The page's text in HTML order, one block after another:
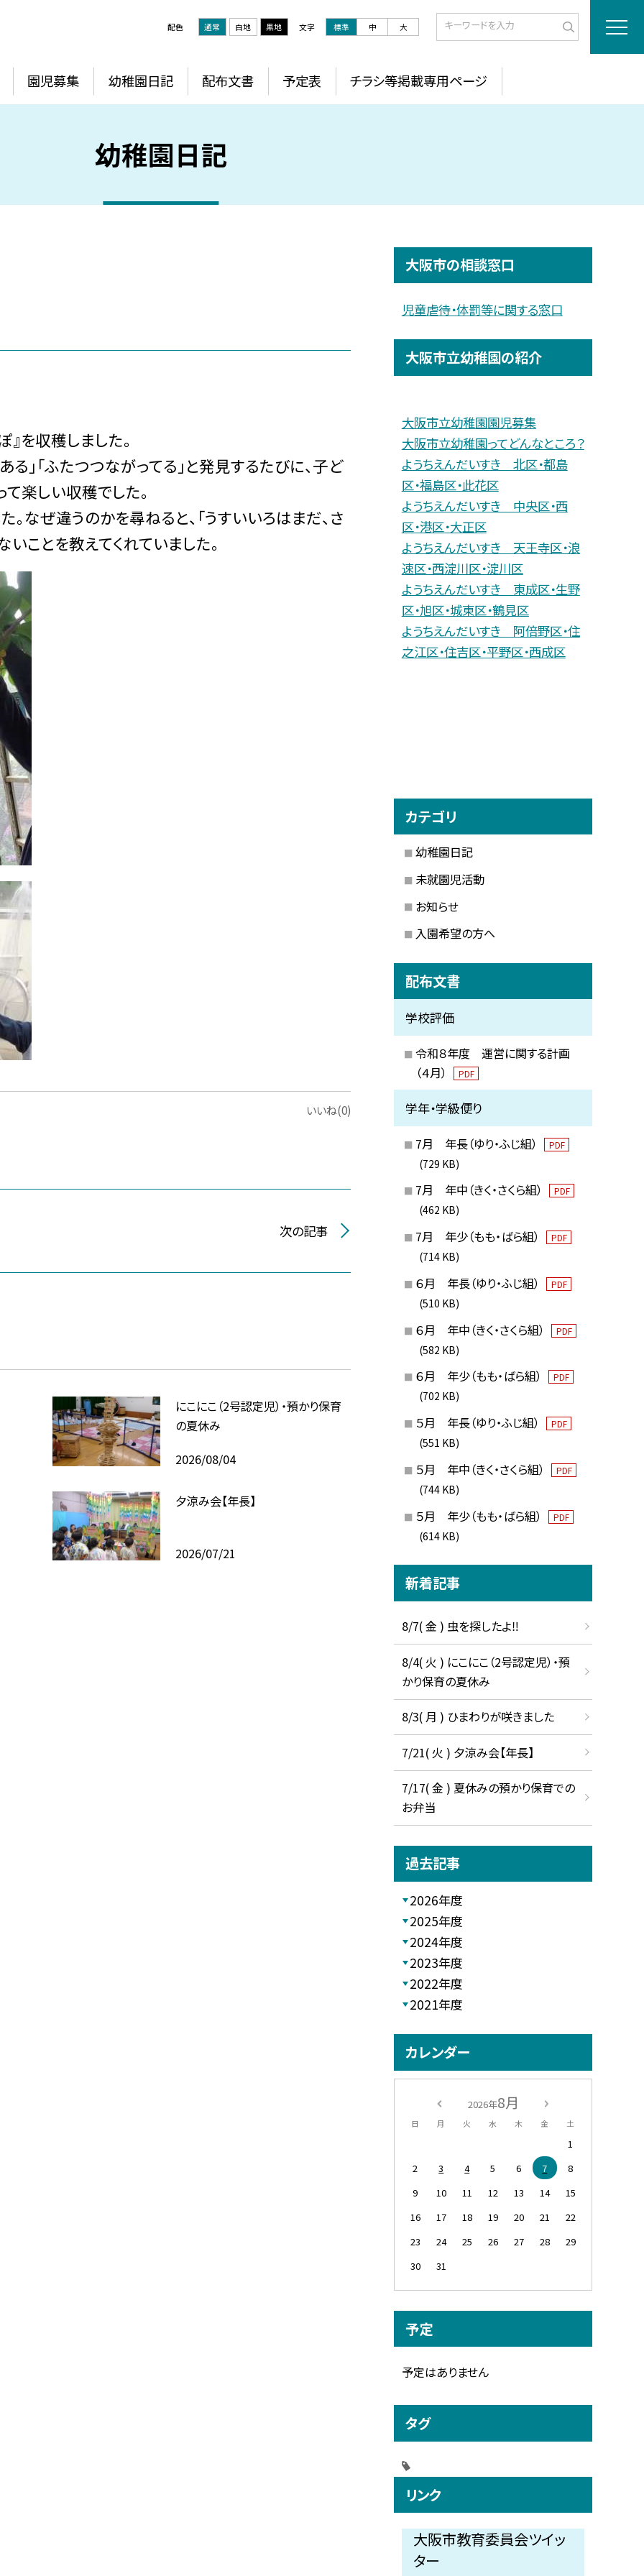
配色 通常 白地 黒地 文字 標準 中 大
園児募集 幼稚園日記 配布文書 予定表 チラシ等掲載専用ページ
幼稚園日記
を収穫しました。
」「ふたつつながってる」と発見するたびに、子ど
楽しい収穫でした。
ぜ違うのかを尋ねると、「うすいいろはまだ、さ
ことを教えてくれていました。
いいね(0)
次の記事
にこにこ（2号認定児）・預かり保育
の夏休み
2026/08/04
夕涼み会【年長】
2026/07/21
大阪市の相談窓口
児童虐待・体罰等に関する窓口
大阪市立幼稚園の紹介
大阪市立幼稚園園児募集
大阪市立幼稚園ってどんなところ？
ようちえんだいすき 北区・都島
区・福島区・此花区
ようちえんだいすき 中央区・西
区・港区・大正区
ようちえんだいすき 天王寺区・浪
速区・西淀川区・淀川区
ようちえんだいすき 東成区・生野
区・旭区・城東区・鶴見区
ようちえんだいすき 阿倍野区・住
之江区・住吉区・平野区・西成区
カテゴリ
幼稚園日記
未就園児活動
お知らせ
入園希望の方へ
配布文書
学校評価
令和８年度 運営に関する計画
（４月）
PDF
学年・学級便り
7月 年長（ゆり・ふじ組） PDF
(729 KB)
7月 年中（きく・さくら組） PDF
(462 KB)
7月 年少（もも・ばら組） PDF
(714 KB)
６月 年長（ゆり・ふじ組） PDF
(510 KB)
６月 年中（きく・さくら組） PDF
(582 KB)
６月 年少（もも・ばら組） PDF
(702 KB)
５月 年長（ゆり・ふじ組） PDF
(551 KB)
５月 年中（きく・さくら組） PDF
(744 KB)
５月 年少（もも・ばら組） PDF
(614 KB)
新着記事
8/7( 金 ) 虫を探したよ‼
8/4( 火 ) にこにこ（2号認定児）・預
かり保育の夏休み
8/3( 月 ) ひまわりが咲きました
7/21( 火 ) 夕涼み会【年長】
7/17( 金 ) 夏休みの預かり保育での
お弁当
過去記事
2026年度
2025年度
2024年度
2023年度
2022年度
2021年度
カレンダー
2026年8月
日 月 火 水 木 金 土
1
2
3 4 5 6 7
8
9
10 11 12 13 14
15
16
17 18 19 20 21
22
23
24 25 26 27 28
29
30
31
予定
予定はありません
タグ
リンク
大阪市教育委員会ツイッ
ター